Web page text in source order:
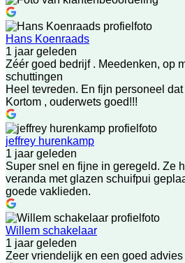
Hans Koenraads
1 jaar geleden
Zéér goed bedrijf . Meedenken, op
schuttingen
Heel tevreden. En fijn personeel
Kortom , ouderwets goed!!!
jeffrey hurenkamp
1 jaar geleden
Super snel en fijne in geregeld. Ze
veranda met glazen schuifpui
goede vaklieden.
Willem schakelaar
1 jaar geleden
Zeer vriendelijk en een goed